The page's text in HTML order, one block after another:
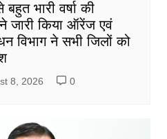
भारी वर्षा की
जारी किया ऑरेंज एवं
विभाग ने सभी जिलों को
8, 2026 0